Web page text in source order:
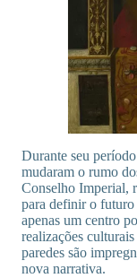
Durante seu
mudaram o rumo
Conselho Imperial,
para definir o futuro
apenas um centro
realizações
paredes são
nova narrativa.